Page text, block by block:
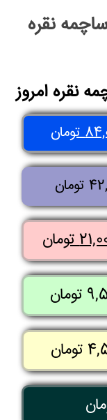
نقره
نقره امروز